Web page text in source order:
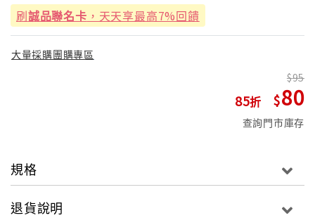
刷誠品聯名卡 ，天天享最高7%回饋
大量採購團購專區
85
95
80
查詢門市庫存
規格
退貨說明